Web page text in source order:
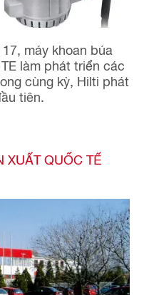
máy khoan búa
làm phát triển các
cùng kỳ, Hilti phát
tiên.
XUẤT QUỐC TẾ